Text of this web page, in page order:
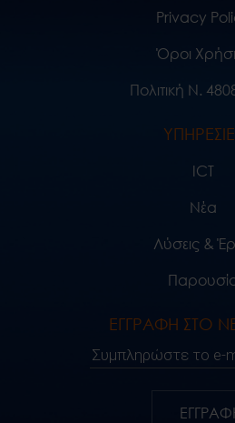
Privacy
Όροι
Πολιτική Ν.
ICT
Νέα
Λύσεις &
ΕΓΓΡΑΦΗ ΣΤΟ
Συμπληρώστε το e-